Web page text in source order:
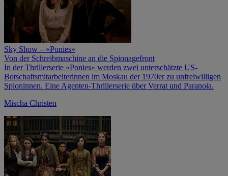
Sky Show – «Ponies»
Von der Schreibmaschine an die Spionagefront
In der Thrillerserie «Ponies» werden zwei unterschätzte US-
Botschaftsmitarbeiterinnen im Moskau der 1970er zu unfreiwilligen
Spioninnen. Eine Agenten-Thrillerserie über Verrat und Paranoia.
Mischa Christen